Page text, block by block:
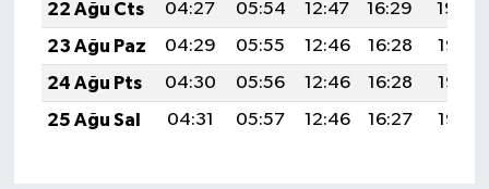
22 Ağu Cts
04:27 05:54 12:47 16:29
19:29
23 Ağu Paz
04:29 05:55 12:46 16:28
19:28
24 Ağu Pts
04:30 05:56 12:46 16:28
19:27
25 Ağu Sal
04:31 05:57 12:46 16:27 19:25